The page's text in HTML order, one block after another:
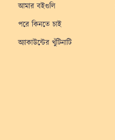
আমার বইগুলি
পরে কিনতে চাই
অ্যাকাউন্টের খুঁটিনাটি